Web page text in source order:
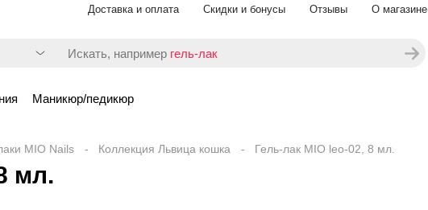
Доставка и оплата Скидки и бонусы Отзывы О магазине
Искать, например гель-лак
Маникюр/педикюр
MIO Nails Коллекция Львица кошка Гель-лак MIO leo-02, 8 мл.
мл.